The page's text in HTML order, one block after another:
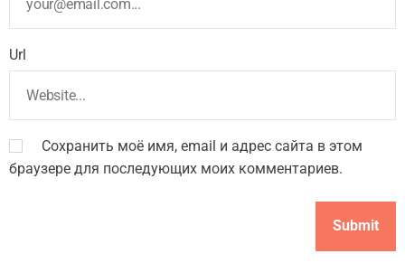
Url
Сохранить моё имя, email и адрес сайта в этом
браузере для последующих моих комментариев.